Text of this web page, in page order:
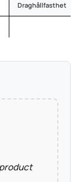
Draghållfasthet